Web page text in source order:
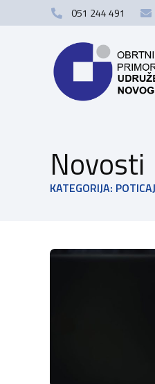
051 244 491
Novosti
KATEGORIJA: